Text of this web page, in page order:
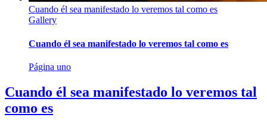
Cuando él sea manifestado lo veremos tal como es
Gallery
Cuando él sea manifestado lo veremos tal como es
Página uno
Cuando él sea manifestado lo veremos tal
como es